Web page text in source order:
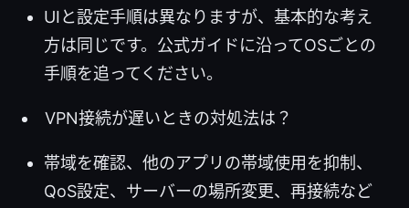
UIと設定手順は異なりますが、基本的な考え
方は同じです。公式ガイドに沿ってOSごとの
手順を追ってください。
VPN接続が遅いときの対処法は？
帯域を確認、他のアプリの帯域使用を抑制、
QoS設定、サーバーの場所変更、再接続など